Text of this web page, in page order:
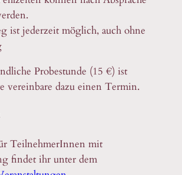
ist jederzeit möglich, auch ohne
Probestunde (15 €) ist
vereinbare dazu einen Termin.
TeilnehmerInnen mit
findet ihr unter dem